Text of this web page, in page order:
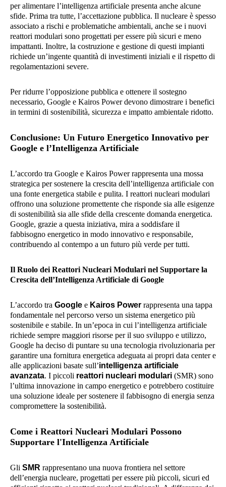
per alimentare l’intelligenza artificiale presenta anche alcune
sfide. Prima tra tutte, l’accettazione pubblica. Il nucleare è spesso
associato a rischi e problematiche ambientali, anche se i nuovi
reattori modulari sono progettati per essere più sicuri e meno
impattanti. Inoltre, la costruzione e gestione di questi impianti
richiede un’ingente quantità di investimenti iniziali e il rispetto di
regolamentazioni severe.
Per ridurre l’opposizione pubblica e ottenere il sostegno
necessario, Google e Kairos Power devono dimostrare i benefici
in termini di sostenibilità, sicurezza e impatto ambientale ridotto.
Conclusione: Un Futuro Energetico Innovativo per
Google e l’Intelligenza Artificiale
L’accordo tra Google e Kairos Power rappresenta una mossa
strategica per sostenere la crescita dell’intelligenza artificiale con
una fonte energetica stabile e pulita. I reattori nucleari modulari
offrono una soluzione promettente che risponde sia alle esigenze
di sostenibilità sia alle sfide della crescente domanda energetica.
Google, grazie a questa iniziativa, mira a soddisfare il
fabbisogno energetico in modo innovativo e responsabile,
contribuendo al contempo a un futuro più verde per tutti.
Il Ruolo dei Reattori Nucleari Modulari nel Supportare la
Crescita dell’Intelligenza Artificiale di Google
L’accordo tra Google e Kairos Power rappresenta una tappa
fondamentale nel percorso verso un sistema energetico più
sostenibile e stabile. In un’epoca in cui l’intelligenza artificiale
richiede sempre maggiori risorse per il suo sviluppo e utilizzo,
Google ha deciso di puntare su una tecnologia rivoluzionaria per
garantire una fornitura energetica adeguata ai propri data center e
alle applicazioni basate sull’intelligenza artificiale
avanzata. I piccoli reattori nucleari modulari (SMR) sono
l’ultima innovazione in campo energetico e potrebbero costituire
una soluzione ideale per sostenere il fabbisogno di energia senza
compromettere la sostenibilità.
Come i Reattori Nucleari Modulari Possono
Supportare l'Intelligenza Artificiale
Gli SMR rappresentano una nuova frontiera nel settore
dell’energia nucleare, progettati per essere più piccoli, sicuri ed